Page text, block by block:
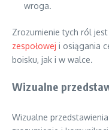
wroga.
Zrozumienie tych ról
zespołowej i osiągania
boisku, jak i w walce.
Wizualne
Wizualne